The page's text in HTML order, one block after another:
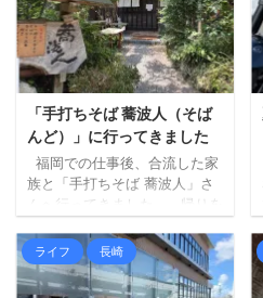
「手打ちそば 蕎波人（そば
んど）」に行ってきました
福岡での仕事後、合流した家
族と「手打ちそば 蕎波人」さ
んへ行ってきました。 帰りを
ばでも食べて帰ろうというこ
とになり、妻にお店を探して
もらいました（大抵妻に探し
ライフ 長崎